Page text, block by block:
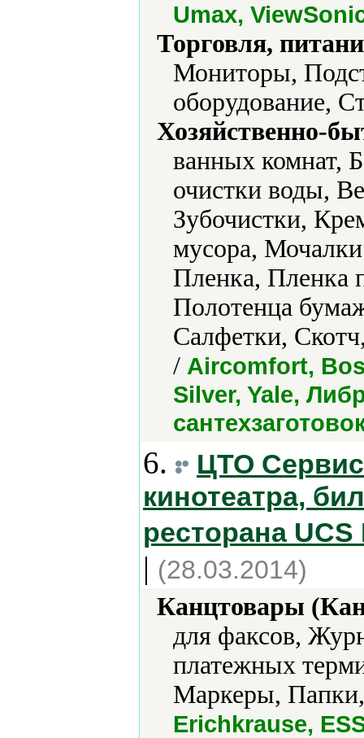
Umax,
Торговля,
Мониторы,
оборудование,
Хозяйственно-
ванных комнат,
очистки воды,
Зубочистки,
мусора,
Пленка, Пленка
Полотенца
Салфетки,
/ Aircomfort,
Silver, Yale,
6.
ЦТО
кинотеатра,
ресторана
| (28.03.2014)
Канцтовары
для факсов,
платежных
Маркеры,
Erichkrause,